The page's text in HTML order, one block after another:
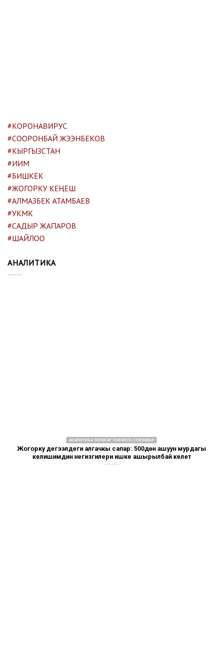
#КОРОНАВИРУС
#СООРОНБАЙ ЖЭЭНБЕКОВ
#КЫРГЫЗСТАН
#ИИМ
#БИШКЕК
#ЖОГОРКУ КЕҢЕШ
#АЛМАЗБЕК АТАМБАЕВ
#УКМК
#САДЫР ЖАПАРОВ
#ШАЙЛОО
АНАЛИТИКА
АНАЛИТИКА ОКУЯЛАР ТИЗМЕГИ СТАТЬЯЛАР
Жогорку деңгээлдеги алгачкы сапар: 500дөн ашуун мурдагы
келишимдин негизгилери ишке ашырылбай келет